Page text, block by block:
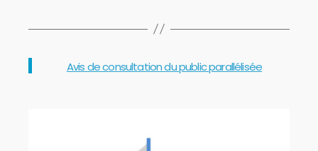
Catégories
Avis de consultation du public parallélisée